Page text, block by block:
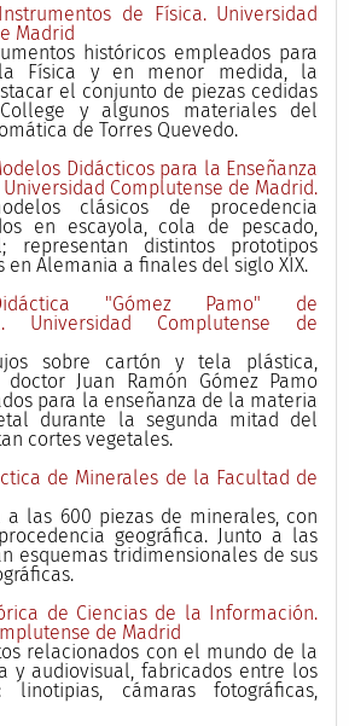
de Física. Universidad
Madrid
históricos empleados para
Física y en menor medida, la
el conjunto de piezas cedidas
y algunos materiales del
de Torres Quevedo.
Didácticos para la Enseñanza
Complutense de Madrid.
clásicos de procedencia
en escayola, cola de pescado,
representan distintos prototipos
en Alemania a finales del siglo XIX.
"Gómez Pamo" de
Universidad Complutense de
sobre cartón y tela plástica,
Juan Ramón Gómez Pamo
para la enseñanza de la materia
durante la segunda mitad del
cortes vegetales.
de Minerales de la Facultad de
a las 600 piezas de minerales, con
geográfica. Junto a las
esquemas tridimensionales de sus
de Ciencias de la Información.
de Madrid
relacionados con el mundo de la
y audiovisual, fabricados entre los
cámaras fotográficas,